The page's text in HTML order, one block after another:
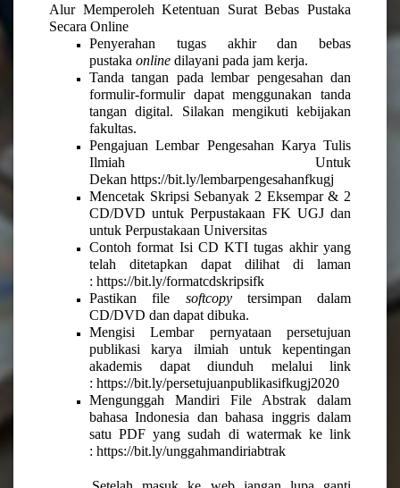
Alur Memperoleh Ketentuan Surat Bebas Pustaka
Secara Online
Penyerahan tugas akhir dan bebas
pustaka online dilayani pada jam kerja.
Tanda tangan pada lembar pengesahan dan
formulir-formulir dapat menggunakan tanda
tangan digital. Silakan mengikuti kebijakan
fakultas.
Pengajuan Lembar Pengesahan Karya Tulis
Ilmiah Untuk
Dekan https://bit.ly/lembarpengesahanfkugj
Mencetak Skripsi Sebanyak 2 Eksempar & 2
CD/DVD untuk Perpustakaan FK UGJ dan
untuk Perpustakaan Universitas
Contoh format Isi CD KTI tugas akhir yang
telah ditetapkan dapat dilihat di laman
: https://bit.ly/formatcdskripsifk
Pastikan file softcopytersimpan dalam
CD/DVD dan dapat dibuka.
Mengisi Lembar pernyataan persetujuan
publikasi karya ilmiah untuk kepentingan
akademis dapat diunduh melalui link
: https://bit.ly/persetujuanpublikasifkugj2020
Mengunggah Mandiri File Abstrak dalam
bahasa Indonesia dan bahasa inggris dalam
satu PDF yang sudah di watermak ke link
: https://bit.ly/unggahmandiriabtrak